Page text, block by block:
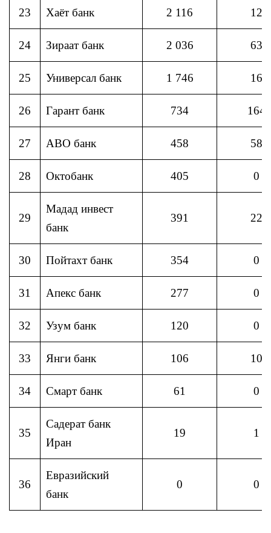
23 Хаёт банк 2 116 12
24 Зираат банк 2 036 63
25 Универсал банк 1 746 16
26 Гарант банк 734 164
27 АВО банк 458 58
28 Октобанк 405 0
29
Мадад инвест
банк
391 22
30 Пойтахт банк 354 0
31 Апекс банк 277 0
32 Узум банк 120 0
33 Янги банк 106 10
34 Смарт банк 61 0
35
Садерат банк
Иран
19 1
36
Евразийский
банк
0 0